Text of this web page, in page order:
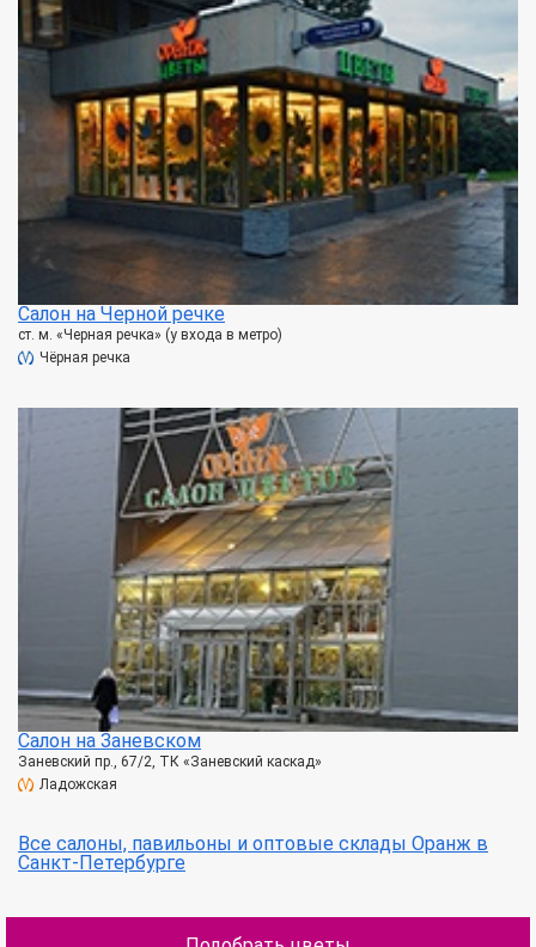
Салон на Черной речке
ст. м. «Черная речка» (у входа в метро)
Чёрная речка
Салон на Заневском
Заневский пр., 67/2, ТК «Заневский каскад»
Ладожская
Все салоны, павильоны и оптовые склады Оранж в
Санкт-Петербурге